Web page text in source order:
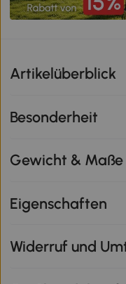
Artikelüberblick
Besonderheit
Gewicht & Maße
Eigenschaften
Widerruf und